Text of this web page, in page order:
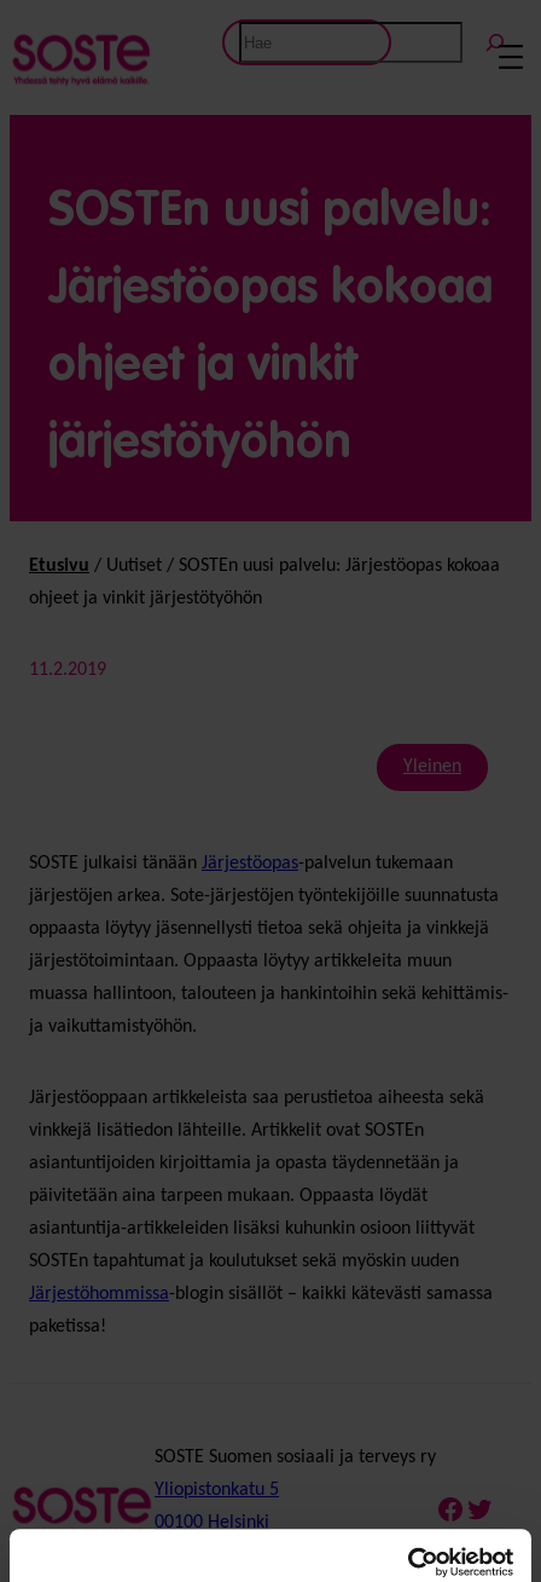
Etsi
SOSTEn uusi palvelu:
Järjestöopas kokoaa
ohjeet ja vinkit
järjestötyöhön
Etusivu / Uutiset / SOSTEn uusi palvelu: Järjestöopas kokoaa
ohjeet ja vinkit järjestötyöhön
11.2.2019
Yleinen
SOSTE julkaisi tänään Järjestöopas-palvelun tukemaan
järjestöjen arkea. Sote-järjestöjen työntekijöille suunnatusta
oppaasta löytyy jäsennellysti tietoa sekä ohjeita ja vinkkejä
järjestötoimintaan. Oppaasta löytyy artikkeleita muun
muassa hallintoon, talouteen ja hankintoihin sekä kehittämis-
ja vaikuttamistyöhön.
Järjestöoppaan artikkeleista saa perustietoa aiheesta sekä
vinkkejä lisätiedon lähteille. Artikkelit ovat SOSTEn
asiantuntijoiden kirjoittamia ja opasta täydennetään ja
päivitetään aina tarpeen mukaan. Oppaasta löydät
asiantuntija-artikkeleiden lisäksi kuhunkin osioon liittyvät
SOSTEn tapahtumat ja koulutukset sekä myöskin uuden
Järjestöhommissa-blogin sisällöt – kaikki kätevästi samassa
paketissa!
SOSTE Suomen sosiaali ja terveys ry
Yliopistonkatu 5
00100 Helsinki